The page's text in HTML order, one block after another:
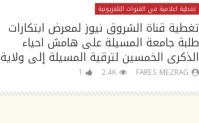
تغطية اعلامية في القنوات التلفزيونية
تغطية قناة الشروق نيوز لمعرض ابتكارات
طلبة جامعة المسيلة على هامش احياء
الذكرى الخمسين لترقية المسيلة إلى ولاية
FARES MEZRAG
2.4K
1